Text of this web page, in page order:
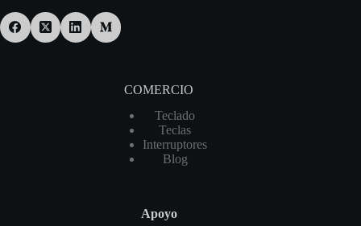
COMERCIO
Teclado
Teclas
Interruptores
Blog
Apoyo